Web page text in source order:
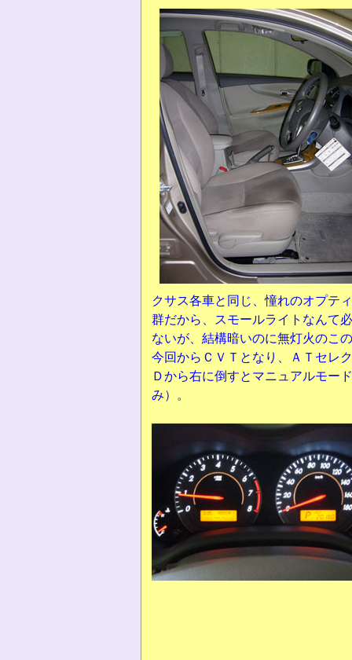
クサス各車と同じ、憧れのオプテ
群だから、スモールライトなんて
ないが、結構暗いのに無灯火のこ
今回からＣＶＴとなり、ＡＴセレ
Ｄから右に倒すとマニュアルモー
み）。